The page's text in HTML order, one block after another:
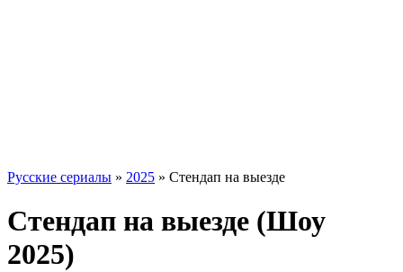
Русские сериалы » 2025 » Стендап на выезде
Стендап на выезде (Шоу
2025)